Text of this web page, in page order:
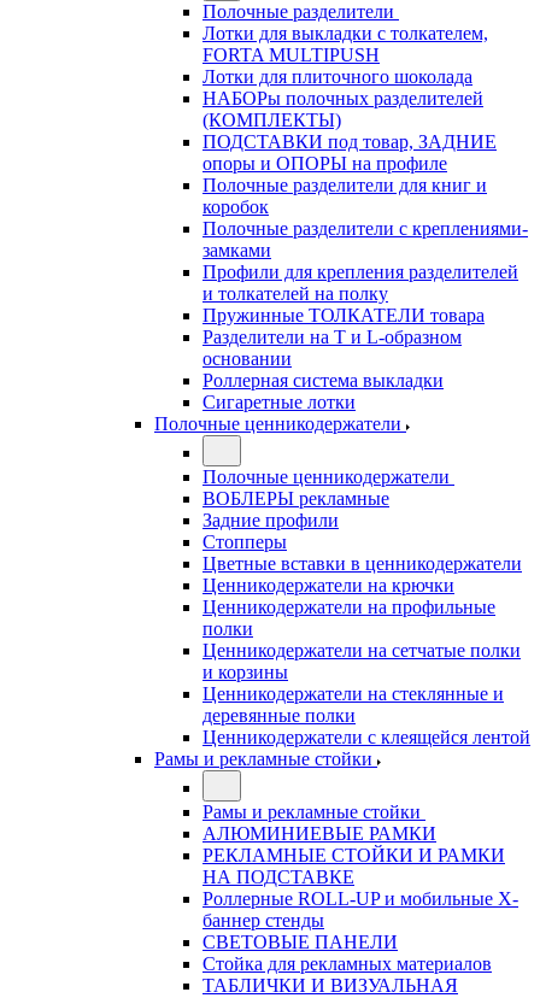
Полочные разделители
Лотки для выкладки с толкателем,
FORTA MULTIPUSH
Лотки для плиточного шоколада
НАБОРы полочных разделителей
(КОМПЛЕКТЫ)
ПОДСТАВКИ под товар, ЗАДНИЕ
опоры и ОПОРЫ на профиле
Полочные разделители для книг и
коробок
Полочные разделители с креплениями-
замками
Профили для крепления разделителей
и толкателей на полку
Пружинные ТОЛКАТЕЛИ товара
Разделители на Т и L-образном
основании
Роллерная система выкладки
Сигаретные лотки
Полочные ценникодержатели
Полочные ценникодержатели
ВОБЛЕРЫ рекламные
Задние профили
Стопперы
Цветные вставки в ценникодержатели
Ценникодержатели на крючки
Ценникодержатели на профильные
полки
Ценникодержатели на сетчатые полки
и корзины
Ценникодержатели на стеклянные и
деревянные полки
Ценникодержатели с клеящейся лентой
Рамы и рекламные стойки
Рамы и рекламные стойки
АЛЮМИНИЕВЫЕ РАМКИ
РЕКЛАМНЫЕ СТОЙКИ И РАМКИ
НА ПОДСТАВКЕ
Роллерные ROLL-UP и мобильные X-
баннер стенды
СВЕТОВЫЕ ПАНЕЛИ
Стойка для рекламных материалов
ТАБЛИЧКИ И ВИЗУАЛЬНАЯ